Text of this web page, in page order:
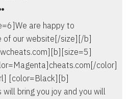
are happy to
of our website[/size][/b]
color]
[color=Black][b]
bring you joy and you will